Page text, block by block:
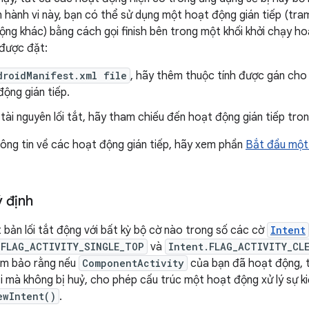
hành vi này, bạn có thể sử dụng một hoạt động gián tiếp
khác) bằng cách gọi finish bên trong một khối khởi chạy
đặt:
file , hãy thêm thuộc tính được gán cho
gián tiếp.
nguyên lối tắt, hãy tham chiếu đến hoạt động gián tiếp
tin về các hoạt động gián tiếp, hãy xem phần Bắt đầu
định
lối tắt động với bất kỳ bộ cờ nào trong số các cờ Intent
và
bảo rằng nếu ComponentActivity của bạn đã hoạt động,
mà không bị huỷ, cho phép cấu trúc một hoạt động xử lý sự
.